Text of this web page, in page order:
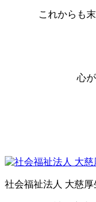
これからも
心
社会福祉法人 大慈